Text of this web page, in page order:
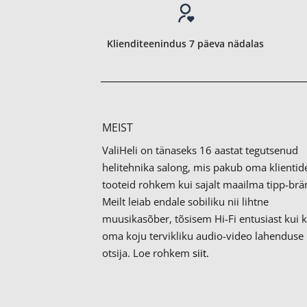
Klienditeenindus 7 päeva nädalas
MEIST
ValiHeli on tänaseks 16 aastat tegutsenud
helitehnika salong, mis pakub oma
tooteid rohkem kui sajalt maailma tipp-
Meilt leiab endale sobiliku nii lihtne
muusikasõber, tõsisem Hi-Fi entusiast kui
oma koju tervikliku audio-video lahenduse
otsija. Loe rohkemsiit.